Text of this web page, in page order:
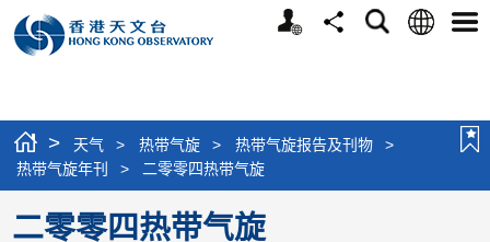
个
分
搜
语
选
> 天气 > 热带气旋 > 热带气旋报告及刊物
>
热带气旋年刊
> 二零零四热带气旋
二零零四热带气旋